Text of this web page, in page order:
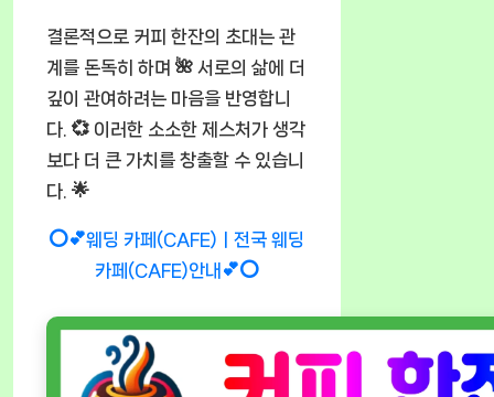
결론적으로 커피 한잔의 초대는 관
계를 돈독히 하며 🌺 서로의 삶에 더
깊이 관여하려는 마음을 반영합니
다. 💞 이러한 소소한 제스처가 생각
보다 더 큰 가치를 창출할 수 있습니
다. 🌟
⭕💕웨딩 카페(CAFE)ㅣ전국 웨딩
카페(CAFE)안내💕⭕